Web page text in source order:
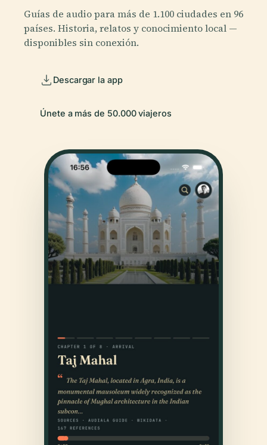
Guías de audio para más de 1.100 ciudades en 96
países. Historia, relatos y conocimiento local —
disponibles sin conexión.
Descargar la app
Únete a más de 50.000 viajeros